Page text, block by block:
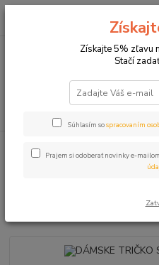
INŠTRUKTORKA
INŠTRUKTORKA
Získajte 5% zľavu
Stačí
Súhlasím sospracovaním
Prajem si odoberať novinky e-